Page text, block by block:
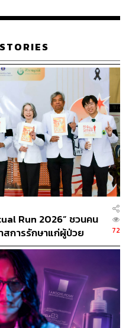
Run 2026” ชวนคน
สการรักษาแก่ผู้ป่วย
NEWS]
72